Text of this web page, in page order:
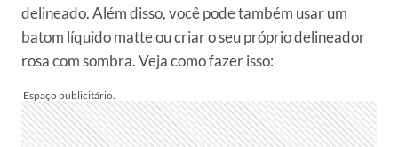
delineado. Além disso, você pode também usar um
batom líquido matte ou criar o seu próprio delineador
rosa com sombra. Veja como fazer isso: